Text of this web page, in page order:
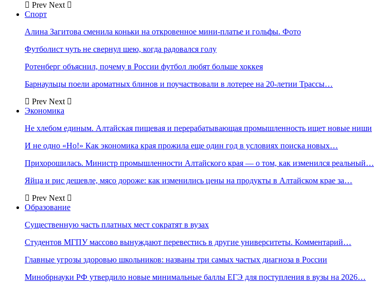
Prev Next
Спорт
Алина Загитова сменила коньки на откровенное мини-платье и гольфы. Фото
Футболист чуть не свернул шею, когда радовался голу
Ротенберг объяснил, почему в России футбол любят больше хоккея
Барнаульцы поели ароматных блинов и поучаствовали в лотерее на 20-летии Трассы…
Prev Next
Экономика
Не хлебом единым. Алтайская пищевая и перерабатывающая промышленность ищет новые ниши
И не одно «Но!» Как экономика края прожила еще один год в условиях поиска новых…
Прихорошилась. Министр промышленности Алтайского края — о том, как изменился реальный…
Яйца и рис дешевле, мясо дороже: как изменились цены на продукты в Алтайском крае за…
Prev Next
Образование
Существенную часть платных мест сократят в вузах
Студентов МГПУ массово вынуждают перевестись в другие университеты. Комментарий…
Главные угрозы здоровью школьников: названы три самых частых диагноза в России
Минобрнауки РФ утвердило новые минимальные баллы ЕГЭ для поступления в вузы на 2026…